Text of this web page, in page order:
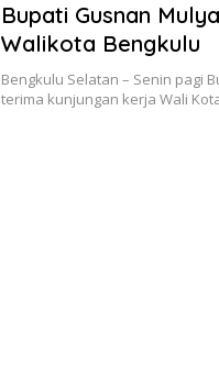
Bupati Gusnan
Walikota Bengkulu
Bengkulu Selatan – Senin pagi
terima kunjungan kerja Wali